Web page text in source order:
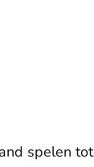
spelen